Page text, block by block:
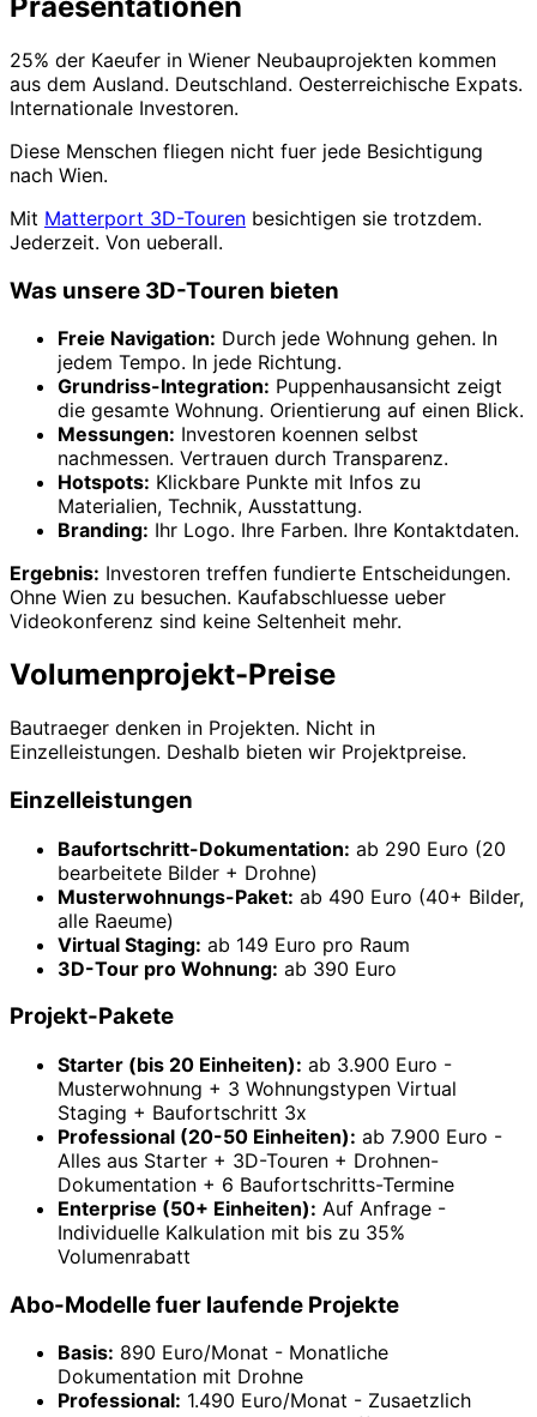
25% der Kaeufer in Wiener Neubauprojekten kommen
aus dem Ausland. Deutschland. Oesterreichische Expats.
Internationale Investoren.
Diese Menschen fliegen nicht fuer jede Besichtigung
nach Wien.
Mit Matterport 3D-Touren besichtigen sie trotzdem.
Jederzeit. Von ueberall.
Was unsere 3D-Touren bieten
Freie Navigation: Durch jede Wohnung gehen. In
jedem Tempo. In jede Richtung.
Grundriss-Integration: Puppenhausansicht zeigt
die gesamte Wohnung. Orientierung auf einen Blick.
Messungen: Investoren koennen selbst
nachmessen. Vertrauen durch Transparenz.
Hotspots: Klickbare Punkte mit Infos zu
Materialien, Technik, Ausstattung.
Branding: Ihr Logo. Ihre Farben. Ihre Kontaktdaten.
Ergebnis: Investoren treffen fundierte Entscheidungen.
Ohne Wien zu besuchen. Kaufabschluesse ueber
Videokonferenz sind keine Seltenheit mehr.
Volumenprojekt-Preise
Bautraeger denken in Projekten. Nicht in
Einzelleistungen. Deshalb bieten wir Projektpreise.
Einzelleistungen
Baufortschritt-Dokumentation: ab 290 Euro (20
bearbeitete Bilder + Drohne)
Musterwohnungs-Paket: ab 490 Euro (40+ Bilder,
alle Raeume)
Virtual Staging: ab 149 Euro pro Raum
3D-Tour pro Wohnung: ab 390 Euro
Projekt-Pakete
Starter (bis 20 Einheiten): ab 3.900 Euro -
Musterwohnung + 3 Wohnungstypen Virtual
Staging + Baufortschritt 3x
Professional (20-50 Einheiten): ab 7.900 Euro -
Alles aus Starter + 3D-Touren + Drohnen-
Dokumentation + 6 Baufortschritts-Termine
Enterprise (50+ Einheiten): Auf Anfrage -
Individuelle Kalkulation mit bis zu 35%
Volumenrabatt
Abo-Modelle fuer laufende Projekte
Basis: 890 Euro/Monat - Monatliche
Dokumentation mit Drohne
Professional: 1.490 Euro/Monat - Zusaetzlich